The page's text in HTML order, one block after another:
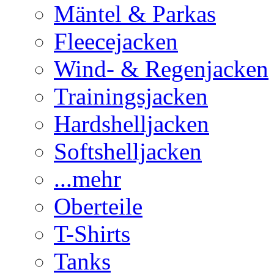
Mäntel & Parkas
Fleecejacken
Wind- & Regenjacken
Trainingsjacken
Hardshelljacken
Softshelljacken
...mehr
Oberteile
T-Shirts
Tanks